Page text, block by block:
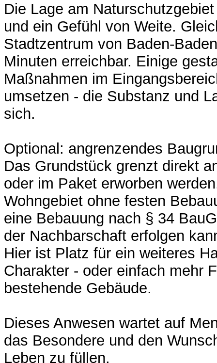
Die Lage am
und ein Gefühl von Weite.
Stadtzentrum von Baden-
Minuten erreichbar. Einige
Maßnahmen im
umsetzen - die Substanz und
sich.
Optional: angrenzendes
Das Grundstück grenzt direkt
oder im Paket erworben
Wohngebiet ohne festen
eine Bebauung nach § 34
der Nachbarschaft erfolgen
Hier ist Platz für ein weiteres
Charakter - oder einfach mehr
bestehende Gebäude.
Dieses Anwesen wartet auf
das Besondere und den
Leben zu füllen.